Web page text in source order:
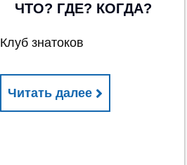
ЧТО? ГДЕ? КОГДА?
Клуб знатоков
Читать далее